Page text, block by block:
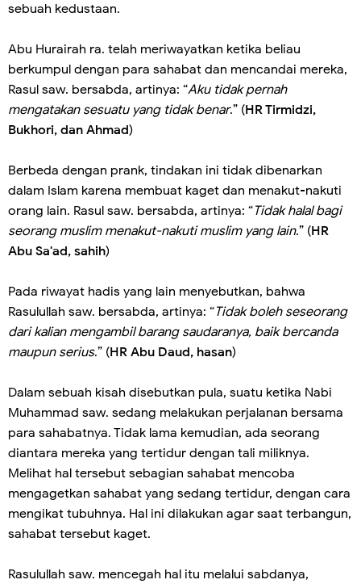
sebuah kedustaan.
Abu Hurairah ra. telah meriwayatkan ketika beliau
berkumpul dengan para sahabat dan mencandai mereka,
Rasul saw. bersabda, artinya: “Aku tidak pernah
mengatakan sesuatu yang tidak benar.” (HR Tirmidzi,
Bukhori, dan Ahmad)
Berbeda dengan prank, tindakan ini tidak dibenarkan
dalam Islam karena membuat kaget dan menakut-nakuti
orang lain. Rasul saw. bersabda, artinya: “Tidak halal bagi
seorang muslim menakut-nakuti muslim yang lain.” (HR
Abu Sa'ad, sahih)
Pada riwayat hadis yang lain menyebutkan, bahwa
Rasulullah saw. bersabda, artinya: “Tidak boleh seseorang
dari kalian mengambil barang saudaranya, baik bercanda
maupun serius.” (HR Abu Daud, hasan)
Dalam sebuah kisah disebutkan pula, suatu ketika Nabi
Muhammad saw. sedang melakukan perjalanan bersama
para sahabatnya. Tidak lama kemudian, ada seorang
diantara mereka yang tertidur dengan tali miliknya.
Melihat hal tersebut sebagian sahabat mencoba
mengagetkan sahabat yang sedang tertidur, dengan cara
mengikat tubuhnya. Hal ini dilakukan agar saat terbangun,
sahabat tersebut kaget.
Rasulullah saw. mencegah hal itu melalui sabdanya,